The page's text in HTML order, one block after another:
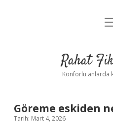
Yasal
Rahat
Konforlu anlarda
Göreme eskiden
Tarih: Mart 4, 2026